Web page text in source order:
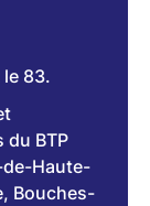
83.
du BTP
de-Haute-
Bouches-